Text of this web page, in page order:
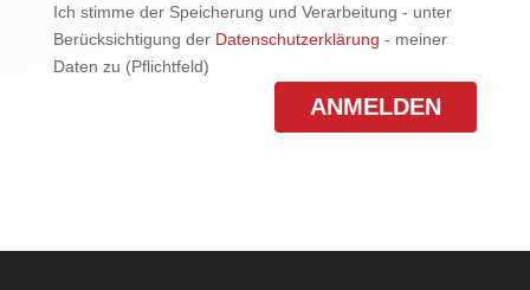
Ich stimme der Speicherung und Verarbeitung - unter
Berücksichtigung der Datenschutzerklärung - meiner
Daten zu (Pflichtfeld)